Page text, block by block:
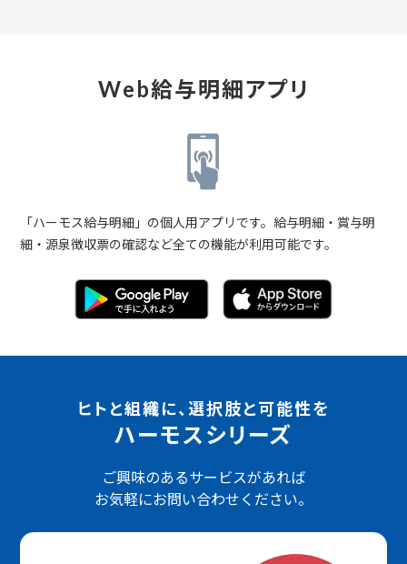
Web給与明細アプリ
「ハーモス給与明細」の個人用アプリです。給与明細・賞与明
細・源泉徴収票の確認など全ての機能が利用可能です。
ヒトと組織に、選択肢と可能性を
ハーモスシリーズ
ご興味のあるサービスがあれば
お気軽にお問い合わせください。